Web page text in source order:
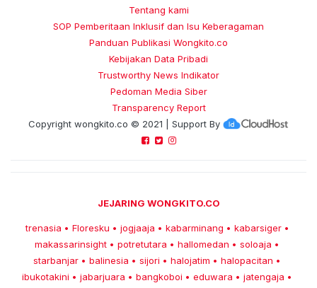
Tentang kami
SOP Pemberitaan Inklusif dan Isu Keberagaman
Panduan Publikasi Wongkito.co
Kebijakan Data Pribadi
Trustworthy News Indikator
Pedoman Media Siber
Transparency Report
Copyright wongkito.co © 2021 | Support By
JEJARING WONGKITO.CO
trenasia • Floresku • jogjaaja • kabarminang • kabarsiger •
makassarinsight • potretutara • hallomedan • soloaja •
starbanjar • balinesia • sijori • halojatim • halopacitan •
ibukotakini • jabarjuara • bangkoboi • eduwara • jatengaja •